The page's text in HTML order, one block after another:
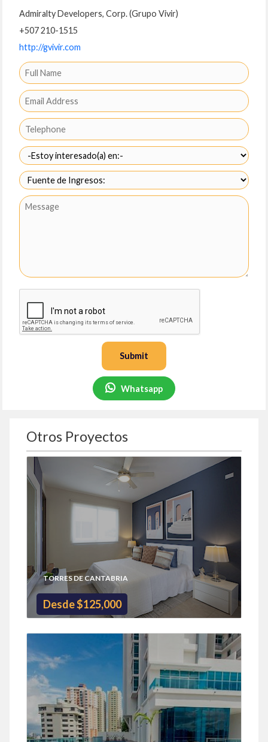
Admiralty Developers, Corp. (Grupo Vivir)
+507 210-1515
http://gvivir.com
Submit
Whatsapp
Otros Proyectos
TORRES DE CANTABRIA
Desde $125,000